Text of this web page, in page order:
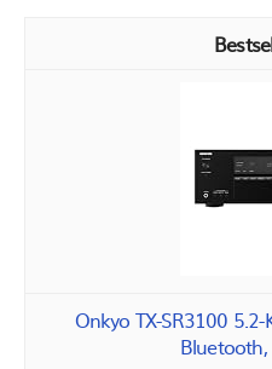
Onkyo TX-SR3100
Bluetooth,